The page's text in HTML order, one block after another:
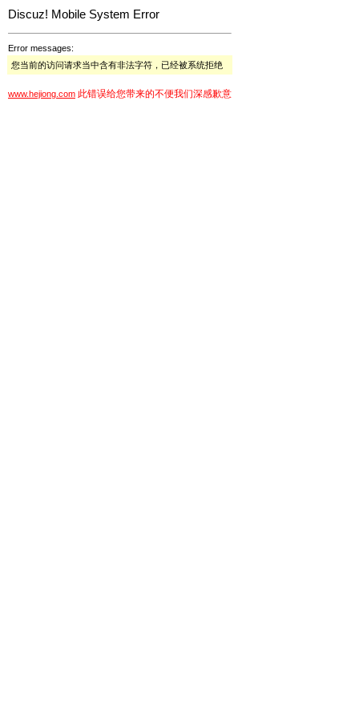
Discuz! Mobile System Error
Error messages:
您当前的访问请求当中含有非法字符，已经被系统拒绝
www.hejiong.com 此错误给您带来的不便我们深感歉意